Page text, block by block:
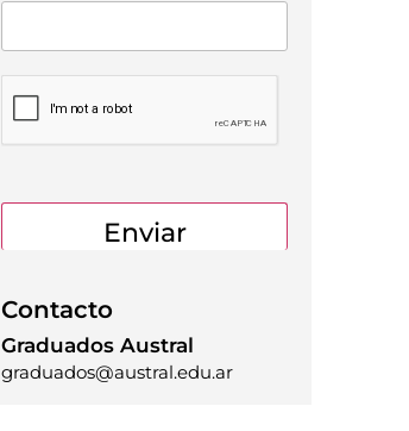
Contacto
Graduados Austral
graduados@austral.edu.ar